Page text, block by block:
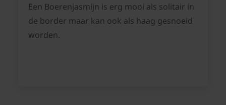
Een Boerenjasmijn is erg mooi als solitair in
de border maar kan ook als haag gesnoeid
worden.